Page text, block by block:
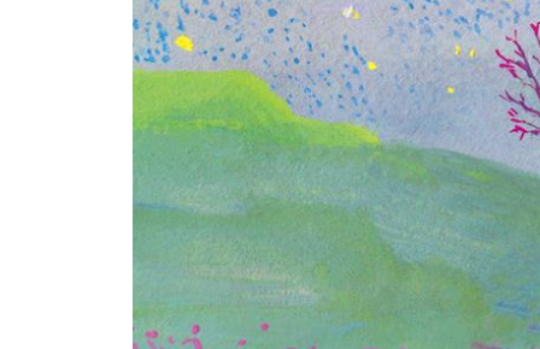
불문곡직, 장례식에 아무도 부르지 마라
5부 엄마 없이, 인생찬가
엄마 올 때까지 기다릴 거야
어딜 가, 국수 먹고 가야지
냉이 속에 숨겨둔 신사임당
엄마가 살던 마지막 집
단톡방 ‘김봉예의 자식들’
절대로 저 딸에게 매달리진 않으리라
아무에게도 엄마를 부탁하지 말아요